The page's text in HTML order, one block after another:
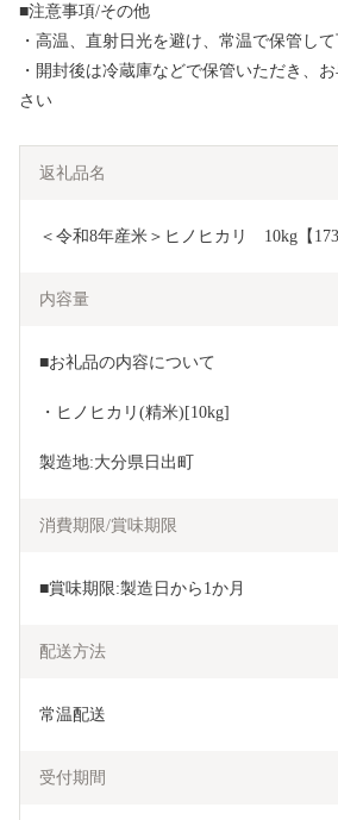
■注意事項/その他
・高温、直射日光を避け、常温で保管し
・開封後は冷蔵庫などで保管いただき、
さい
返礼品名
＜令和8年産米＞ヒノヒカリ　10kg【
内容量
■お礼品の内容について
・ヒノヒカリ(精米)[10kg]
製造地:大分県日出町
消費期限/賞味期限
■賞味期限:製造日から1か月
配送方法
常温配送
受付期間